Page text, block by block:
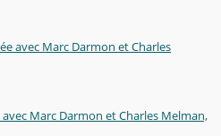
avec Marc Darmon et Charles
Marc Darmon et Charles Melman,